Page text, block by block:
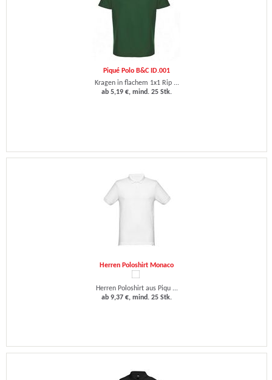
Piqué Polo B&C ID.001
Kragen in flachem 1x1 Rip ...
ab 5,19 €, mind. 25 Stk.
Herren Poloshirt Monaco
Herren Poloshirt aus Piqu ...
ab 9,37 €, mind. 25 Stk.